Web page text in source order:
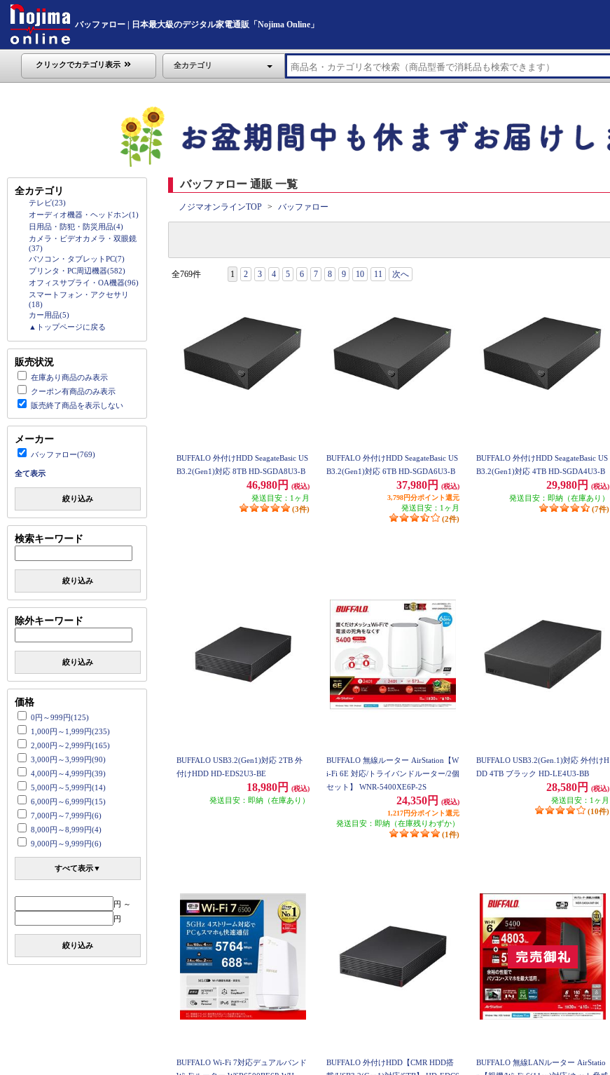
バッファロー | 日本最大級のデジタル家電通販「Nojima Online」
クリックでカテゴリ表示 全カテゴリ
全カテゴリ
テレビ(23)
オーディオ機器・ヘッドホン(1)
日用品・防犯・防災用品(4)
カメラ・ビデオカメラ・双眼鏡
(37)
パソコン・タブレットPC(7)
プリンタ・PC周辺機器(582)
オフィスサプライ・OA機器(96)
スマートフォン・アクセサリ
(18)
カー用品(5)
▲トップページに戻る
販売状況
在庫あり商品のみ表示
クーポン有商品のみ表示
販売終了商品を表示しない
メーカー
バッファロー(769)
全て表示
絞り込み
検索キーワード
絞り込み
除外キーワード
絞り込み
価格
0円～999円(125)
1,000円～1,999円(235)
2,000円～2,999円(165)
3,000円～3,999円(90)
4,000円～4,999円(39)
5,000円～5,999円(14)
6,000円～6,999円(15)
7,000円～7,999円(6)
8,000円～8,999円(4)
9,000円～9,999円(6)
すべて表示▼
円 ～
円
絞り込み
バッファロー 通販 一覧
ノジマオンラインTOP バッファロー
全769件 1 2 3 4 5 6 7 8 9 10 11 次へ
BUFFALO 外付けHDD SeagateBasic US
B3.2(Gen1)対応 8TB HD-SGDA8U3-B
46,980円 (税込)
発送目安：1ヶ月
(3件)
BUFFALO 外付けHDD SeagateBasic US
B3.2(Gen1)対応 6TB HD-SGDA6U3-B
37,980円
(税込)
3,798円分ポイント還元
発送目安：1ヶ月
(2件)
BUFFALO 外付けHDD SeagateBasic US
B3.2(Gen1)対応 4TB HD-SGDA4U3-B
29,980円 (税込)
発送目安：即納（在庫あり）
(7件)
BUFFALO USB3.2(Gen1)対応 2TB 外
付けHDD HD-EDS2U3-BE
18,980円 (税込)
発送目安：即納（在庫あり）
BUFFALO 無線ルーター AirStation【W
i-Fi 6E 対応/トライバンドルーター/2個
セット】 WNR-5400XE6P-2S
24,350円
(税込)
1,217円分ポイント還元
発送目安：即納（在庫残りわずか）
(1件)
BUFFALO USB3.2(Gen.1)対応 外付けH
DD 4TB ブラック HD-LE4U3-BB
28,580円 (税込)
発送目安：1ヶ月
(10件)
BUFFALO Wi-Fi 7対応デュアルバンド
BUFFALO 外付けHDD【CMR HDD搭
BUFFALO 無線LANルーター AirStatio